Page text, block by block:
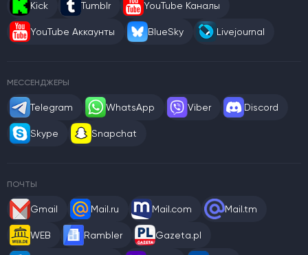
Kick Tumblr YouTube Каналы
YouTube Аккаунты BlueSky Livejournal
МЕССЕНДЖЕРЫ
Telegram WhatsApp Viber Discord
Skype Snapchat
ПОЧТЫ
Gmail Mail.ru Mail.com Mail.tm
WEB Rambler Gazeta.pl